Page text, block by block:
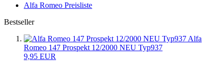
Alfa Romeo Preisliste
Bestseller
Alfa
Romeo 147 Prospekt 12/2000 NEU Typ937
9,95 EUR